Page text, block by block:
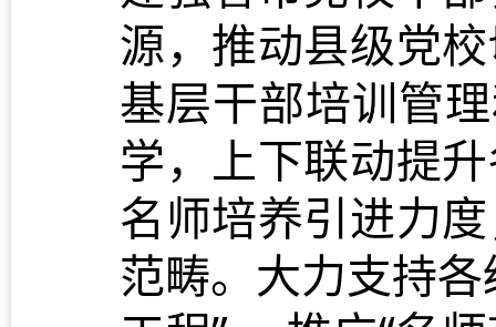
源，推动县级党
基层干部培训管
学，上下联动提
名师培养引进力
范畴。大力支持